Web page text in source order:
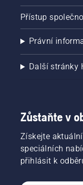
Přístup
Právní
Další stránky
Zůstaňte v
Získejte
speciálních
přihlásit k